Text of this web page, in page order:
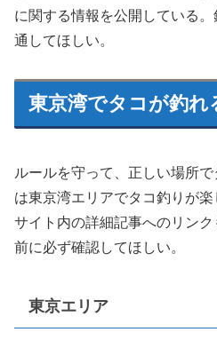
に関する情報を公開している
通してほしい。
東京湾でタコが釣れ
ルールを守って、正しい場所
は東京湾エリアでタコ釣りが楽
サイト内の詳細記事へのリン
前に必ず確認してほしい。
東京エリア